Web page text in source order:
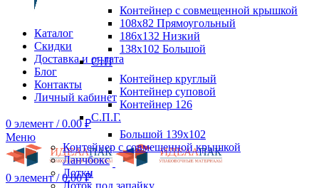
Каталог
Скидки
Доставка и оплата
Блог
Контакты
Личный кабинет
0 элемент / 0.00₽
Меню
0 элемент / 0.00₽
Контейнер с совмещенной крышкой
108х82 Прямоугольный
186х132 Низкий
138х102 Большой
СтП
Контейнер круглый
Контейнер суповой
Контейнер 126
С.П.Г.
Большой 139х102
Контейнер с совмещенной крышкой
Ланчбокс
Лотки
Лоток под запайку